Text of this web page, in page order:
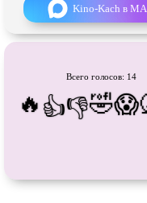
Про танки
Про тюрьму
Про шпионов
Ситком
Kino-Kach в
Всего голосов: 14
🔥 👍👎🤣😱